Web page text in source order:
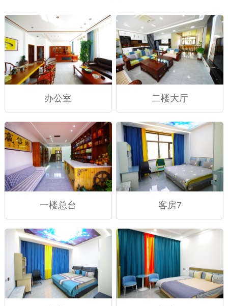
办公室 二楼大厅
一楼总台 客房7